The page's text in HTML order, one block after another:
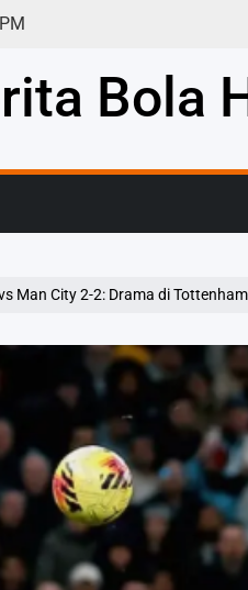
PM
Bola
Man City 2-2: Drama di Tottenham